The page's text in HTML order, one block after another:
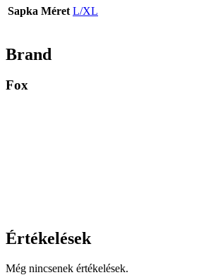
Sapka Méret L/XL
Brand
Fox
Értékelések
Még nincsenek értékelések.